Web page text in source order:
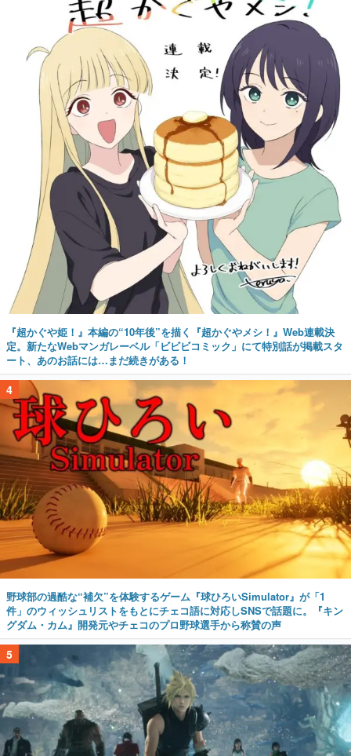
『超かぐや姫！』本編の“10年後”を描く『超かぐやメシ！』Web連載決
定。新たなWebマンガレーベル「ビビビコミック」にて特別話が掲載スタ
ート、あのお話には…まだ続きがある！
4
野球部の過酷な“補欠”を体験するゲーム『球ひろいSimulator』が「1
件」のウィッシュリストをもとにチェコ語に対応しSNSで話題に。『キン
グダム・カム』開発元やチェコのプロ野球選手から称賛の声
5